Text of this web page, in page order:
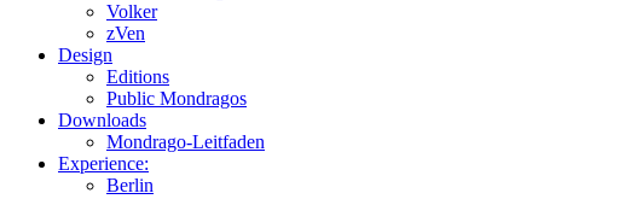
Volker
zVen
Design
Editions
Public Mondragos
Downloads
Mondrago-Leitfaden
Experience:
Berlin